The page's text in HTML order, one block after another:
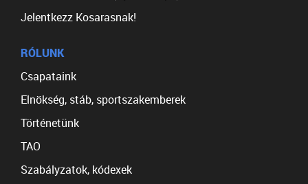
Jelentkezz Kosarasnak!
RÓLUNK
Csapataink
Elnökség, stáb, sportszakemberek
Történetünk
TAO
Szabályzatok, kódexek